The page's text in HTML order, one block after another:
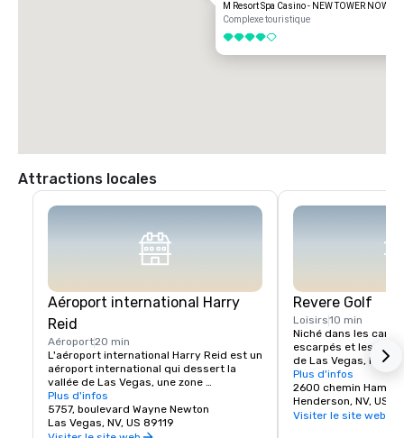
M Resort Spa Casino - NEW TOWER NOW
Complexe touristique
4 sur 5
Attractions locales
Aéroport international Harry
Reid
Aéroport20 min
L'aéroport international Harry Reid est un
aéroport international qui dessert la
vallée de Las Vegas, une zone
métropolitaine du Nevada, aux États-
Unis.
Plus d'infos
5757, boulevard Wayne Newton
Las Vegas, NV, US 89119
Revere Golf
Loisirs10 min
Niché dans les
escarpés et les
de Las Vegas, le
une vue imprenable
de Las Vegas et les
environnantes. Le
mètres, par 72, du
Plus d'infos
2600 chemin
Henderson, NV, US
Visiter le site web